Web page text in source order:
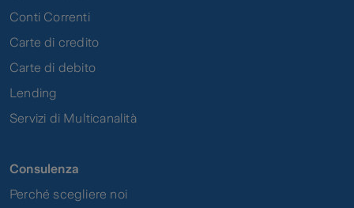
Conti Correnti
Carte di credito
Carte di debito
Lending
Servizi di Multicanalità
Consulenza
Perché scegliere noi